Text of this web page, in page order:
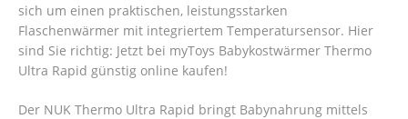
sich um einen praktischen, leistungsstarken
Flaschenwärmer mit integriertem Temperatursensor. Hier
sind Sie richtig: Jetzt bei myToys Babykostwärmer Thermo
Ultra Rapid günstig online kaufen!
Der NUK Thermo Ultra Rapid bringt Babynahrung mittels